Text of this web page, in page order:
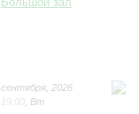
Большой зал
сентября 2026
19:00 Вт